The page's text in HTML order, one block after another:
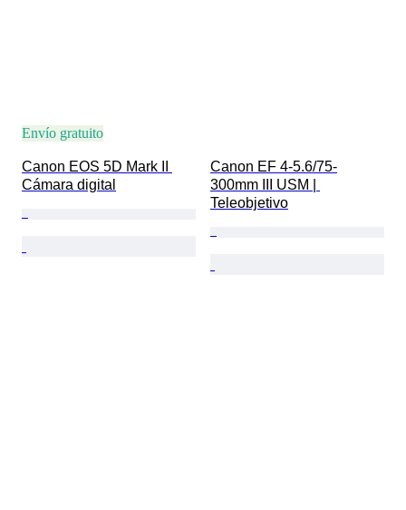
Envío gratuito
Canon EOS 5D Mark II
Cámara digital
Canon EF 4-5.6/75-
300mm III USM |
Teleobjetivo